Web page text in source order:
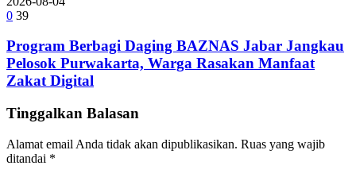
0 39
Program Berbagi Daging BAZNAS Jabar Jangkau
Pelosok Purwakarta, Warga Rasakan Manfaat
Zakat Digital
Tinggalkan Balasan
Alamat email Anda tidak akan dipublikasikan. Ruas yang wajib
ditandai *